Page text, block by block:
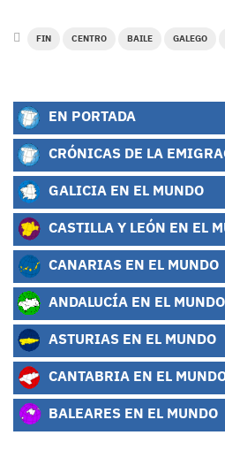
FIN CENTRO BAILE GALEGO
EN PORTADA
CRÓNICAS DE LA
GALICIA EN EL MUNDO
CASTILLA Y LEÓN EN EL
CANARIAS EN EL MUNDO
ANDALUCÍA EN EL MUNDO
ASTURIAS EN EL MUNDO
CANTABRIA EN EL
BALEARES EN EL MUNDO